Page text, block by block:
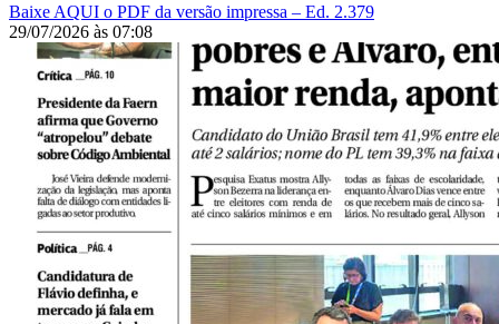
Baixe AQUI o PDF da versão impressa – Ed. 2.379
29/07/2026 às 07:08